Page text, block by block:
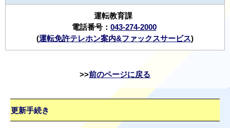
運転教育課
電話番号： 043-274-2000
(運転免許テレホン案内&ファックスサービス)
前のページに戻る
更新手続き